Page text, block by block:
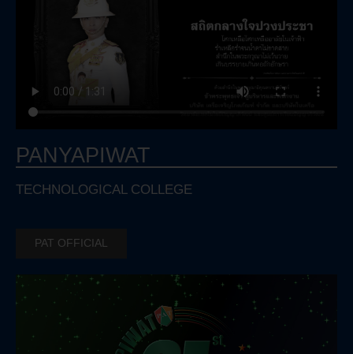
PANYAPIWAT
TECHNOLOGICAL COLLEGE
PAT OFFICIAL